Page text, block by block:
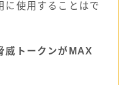
に使用することはで
威トークンがMAX